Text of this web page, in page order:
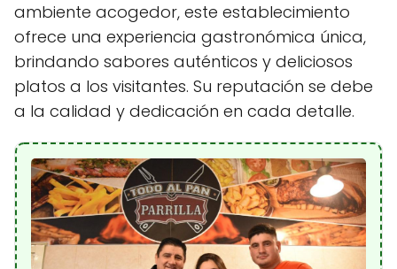
ambiente acogedor, este establecimiento
ofrece una experiencia gastronómica única,
brindando sabores auténticos y deliciosos
platos a los visitantes. Su reputación se debe
a la calidad y dedicación en cada detalle.